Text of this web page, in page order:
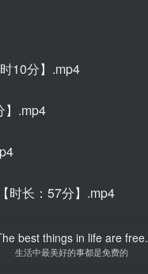
10分】.mp4
】.mp4
时长：57分】.mp4
best things in life are free.
生活中最美好的事都是免费的